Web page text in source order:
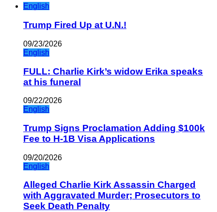
English
Trump Fired Up at U.N.!
09/23/2026
English
FULL: Charlie Kirk’s widow Erika speaks
at his funeral
09/22/2026
English
Trump Signs Proclamation Adding $100k
Fee to H-1B Visa Applications
09/20/2026
English
Alleged Charlie Kirk Assassin Charged
with Aggravated Murder; Prosecutors to
Seek Death Penalty